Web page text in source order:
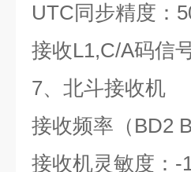
UTC同步精度：
接收L1,C/A码信
7、北斗接收机
接收频率（ BD2
接收机灵敏度： -